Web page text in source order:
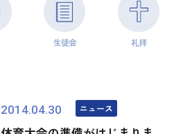
生徒会 礼拝
2014.04.30 ニュース